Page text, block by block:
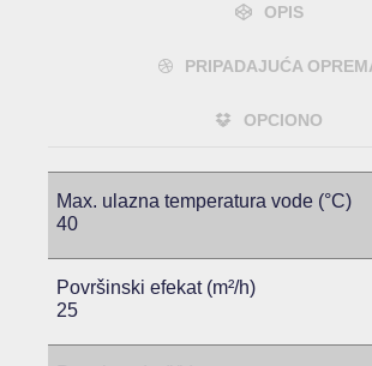
OPIS
PRIPADAJUĆA
OPCIONO
Max. ulazna temperatura vode (°C)
40
Površinski efekat (m²/h)
25